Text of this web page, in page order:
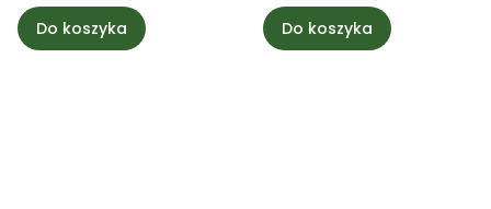
Do koszyka Do koszyka